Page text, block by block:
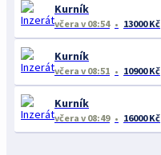
Kurník
včera v 08:54 13000 Kč
Kurník
včera v 08:51 10900 Kč
Kurník
včera v 08:49 16000 Kč